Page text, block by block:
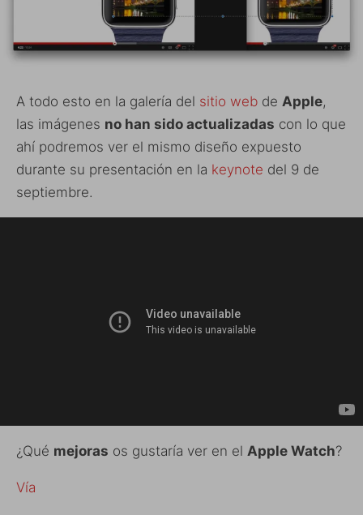
A todo esto en la galería del sitio web de Apple,
las imágenes no han sido actualizadas con lo que
ahí podremos ver el mismo diseño expuesto
durante su presentación en la keynote del 9 de
septiembre.
¿Qué mejoras os gustaría ver en el Apple Watch?
Vía